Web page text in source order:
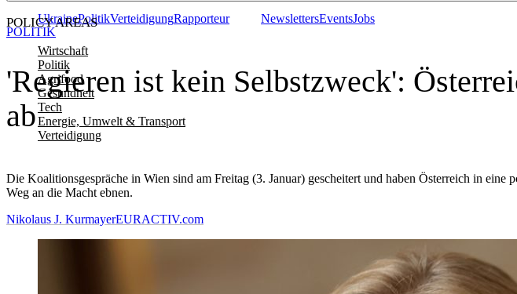
POLICY AREAS
Wirtschaft
Politik
Agrifood
Gesundheit
Tech
Energie, Umwelt & Transport
Verteidigung
UkrainePolitikVerteidigungRapporteur NewslettersEventsJobs
'Regieren ist kein Selbstzweck':
ab
Die Koalitionsgespräche in Wien sind am Freitag (3. Januar) gescheitert und haben Österreich in
Weg an die Macht ebnen.
POLITIK
Nikolaus J. KurmayerEURACTIV.com